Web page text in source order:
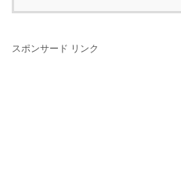
スポンサード リンク